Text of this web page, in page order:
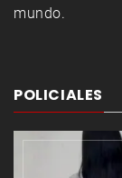
mundo.
POLICIALES